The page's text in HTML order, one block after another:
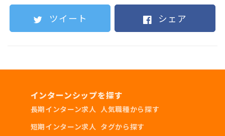
1年以上働ける方
歓迎スキル
SalesForceやHubSpotなどの営業支援ツー
ル使用経験
他社でのインターンシップ経験
ツイート シェア
インターンシップを探す
長期インターン求人
短期インターン求人
人気職種から探す
タグから探す